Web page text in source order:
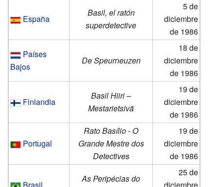
España
Basil, el ratón
superdetective
5 de
diciembre
de 1986
Países
Bajos
De Speurneuzen
18 de
diciembre
de 1986
Finlandia
Basil Hiiri –
Mestarietsivä
19 de
diciembre
de 1986
Portugal
Rato Basílio - O
Grande Mestre dos
Detectives
19 de
diciembre
de 1986
As Peripécias do
25 de